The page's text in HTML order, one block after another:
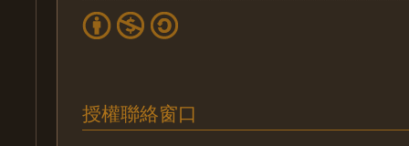
授權聯絡窗口